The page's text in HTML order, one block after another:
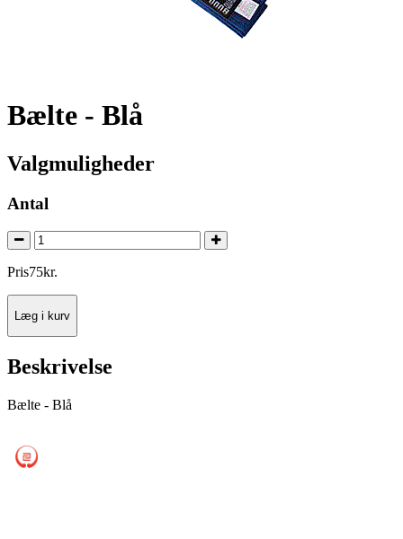
Bælte - Blå
Valgmuligheder
Antal
Pris75kr.
Læg i kurv
Beskrivelse
Bælte - Blå